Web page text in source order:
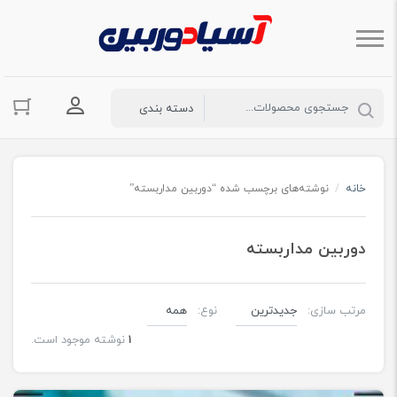
ورود به
خانه / نوشته‌های برچسب شده “دوربین مداربسته”
دوربین مداربسته
مرتب سازی:
نوع:
1 نوشته موجود است.